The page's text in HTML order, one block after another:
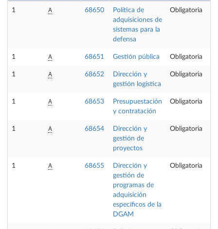
1 A 68650
Política de
adquisiciones de
sistemas para la
defensa
Obligatoria
1 A 68651 Gestión pública Obligatoria
1 A 68652
Dirección y
gestión logística
Obligatoria
1 A 68653
Presupuestación
y contratación
Obligatoria
1 A 68654
Dirección y
gestión de
proyectos
Obligatoria
1 A 68655
Dirección y
gestión de
programas de
adquisición
específicos de la
DGAM
Obligatoria